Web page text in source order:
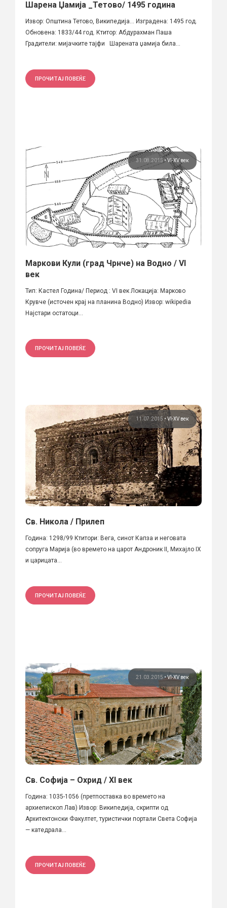
Шарена Џамија _Тетово/ 1495 година
Извор: Општина Тетово, Википедија... Изградена: 1495 год.
Обновена: 1833/44 год. Ктитор: Абдурахман Паша
Градители: мијачките тајфи Шарената џамија била...
ПРОЧИТАЈ ПОВЕЌЕ
31.08.2015•VI-XV век
Маркови Кули (град Чрнче) на Водно / VI
век
Тип: Кастел Година/ Период : VI век Локацијa: Марково
Крувче (источен крај на планина Водно) Извор: wikipedia
Најстари остатоци...
ПРОЧИТАЈ ПОВЕЌЕ
11.07.2015 • VI-XV век
Св. Никола / Прилеп
Година: 1298/99 Ктитори: Вега, синот Капза и неговата
сопруга Марија (во времето на царот Андроник II, Михајло IX
и царицата...
ПРОЧИТАЈ ПОВЕЌЕ
21.03.2015 •VI-XV век
Св. Софија – Охрид / XI век
Година: 1035-1056 (претпоставка во времето на
архиепископ Лав) Извор: Википедија, скрипти од
Архитектонски Факултет, туристички портали Света Софија
— катедрала...
ПРОЧИТАЈ ПОВЕЌЕ